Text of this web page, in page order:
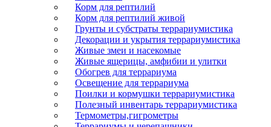
Корм для рептилий
Корм для рептилий живой
Грунты и субстраты террариумистика
Декорации и укрытия террариумистика
Живые змеи и насекомые
Живые ящерицы, амфибии и улитки
Обогрев для террариума
Освещение для террариума
Поилки и кормушки террариумистика
Полезный инвентарь террариумистика
Термометры,гигрометры